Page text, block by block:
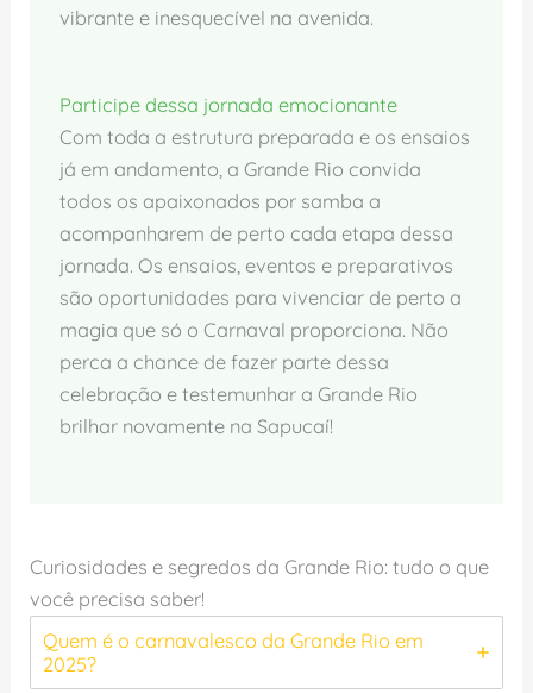
vibrante e inesquecível na avenida.
Participe dessa jornada emocionante
Com toda a estrutura preparada e os ensaios
já em andamento, a Grande Rio convida
todos os apaixonados por samba a
acompanharem de perto cada etapa dessa
jornada. Os ensaios, eventos e preparativos
são oportunidades para vivenciar de perto a
magia que só o Carnaval proporciona. Não
perca a chance de fazer parte dessa
celebração e testemunhar a Grande Rio
brilhar novamente na Sapucaí!
Curiosidades e segredos da Grande Rio: tudo o que
você precisa saber!
Quem é o carnavalesco da Grande Rio em
2025?